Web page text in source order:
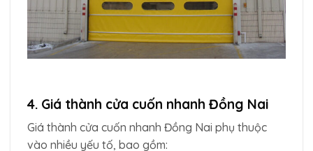
4. Giá thành cửa cuốn nhanh Đồng Nai
Giá thành cửa cuốn nhanh Đồng Nai phụ thuộc
vào nhiều yếu tố, bao gồm: